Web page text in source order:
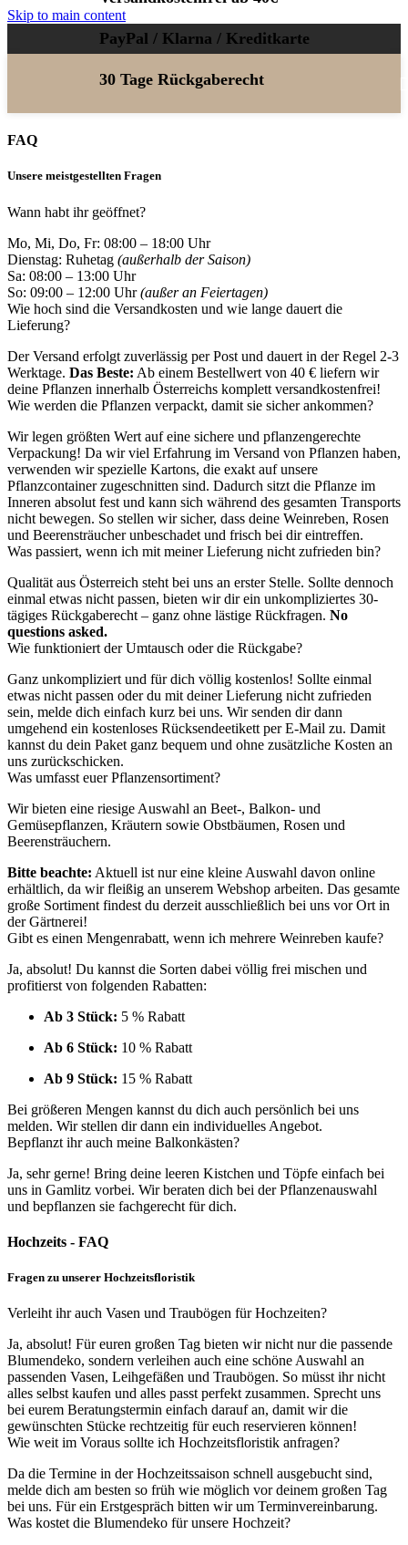
Skip to main content
PayPal / Klarna / Kreditkarte
30 Tage Rückgaberecht
FAQ
Unsere meistgestellten Fragen
Wann habt ihr geöffnet?
Mo, Mi, Do, Fr: 08:00 – 18:00 Uhr
Dienstag: Ruhetag (außerhalb der Saison)
Sa: 08:00 – 13:00 Uhr
So: 09:00 – 12:00 Uhr(außer an Feiertagen)
Wie hoch sind die Versandkosten und wie lange dauert die
Lieferung?
Der Versand erfolgt zuverlässig per Post und dauert in der Regel 2-3
Werktage. Das Beste: Ab einem Bestellwert von 40 € liefern wir
deine Pflanzen innerhalb Österreichs komplett versandkostenfrei!
Wie werden die Pflanzen verpackt, damit sie sicher ankommen?
Wir legen größten Wert auf eine sichere und pflanzengerechte
Verpackung! Da wir viel Erfahrung im Versand von Pflanzen haben,
verwenden wir spezielle Kartons, die exakt auf unsere
Pflanzcontainer zugeschnitten sind. Dadurch sitzt die Pflanze im
Inneren absolut fest und kann sich während des gesamten Transports
nicht bewegen. So stellen wir sicher, dass deine Weinreben, Rosen
und Beerensträucher unbeschadet und frisch bei dir eintreffen.
Was passiert, wenn ich mit meiner Lieferung nicht zufrieden bin?
Qualität aus Österreich steht bei uns an erster Stelle. Sollte dennoch
einmal etwas nicht passen, bieten wir dir ein unkompliziertes 30-
tägiges Rückgaberecht – ganz ohne lästige Rückfragen. No
questions asked.
Wie funktioniert der Umtausch oder die Rückgabe?
Ganz unkompliziert und für dich völlig kostenlos! Sollte einmal
etwas nicht passen oder du mit deiner Lieferung nicht zufrieden
sein, melde dich einfach kurz bei uns. Wir senden dir dann
umgehend ein kostenloses Rücksendeetikett per E-Mail zu. Damit
kannst du dein Paket ganz bequem und ohne zusätzliche Kosten an
uns zurückschicken.
Was umfasst euer Pflanzensortiment?
Wir bieten eine riesige Auswahl an Beet-, Balkon- und
Gemüsepflanzen, Kräutern sowie Obstbäumen, Rosen und
Beerensträuchern.
Bitte beachte: Aktuell ist nur eine kleine Auswahl davon online
erhältlich, da wir fleißig an unserem Webshop arbeiten. Das gesamte
große Sortiment findest du derzeit ausschließlich bei uns vor Ort in
der Gärtnerei!
Gibt es einen Mengenrabatt, wenn ich mehrere Weinreben kaufe?
Ja, absolut! Du kannst die Sorten dabei völlig frei mischen und
profitierst von folgenden Rabatten:
Ab 3 Stück: 5 % Rabatt
Ab 6 Stück: 10 % Rabatt
Ab 9 Stück: 15 % Rabatt
Bei größeren Mengen kannst du dich auch persönlich bei uns
melden. Wir stellen dir dann ein individuelles Angebot.
Bepflanzt ihr auch meine Balkonkästen?
Ja, sehr gerne! Bring deine leeren Kistchen und Töpfe einfach bei
uns in Gamlitz vorbei. Wir beraten dich bei der Pflanzenauswahl
und bepflanzen sie fachgerecht für dich.
Hochzeits - FAQ
Fragen zu unserer Hochzeitsfloristik
Verleiht ihr auch Vasen und Traubögen für Hochzeiten?
Ja, absolut! Für euren großen Tag bieten wir nicht nur die passende
Blumendeko, sondern verleihen auch eine schöne Auswahl an
passenden Vasen, Leihgefäßen und Traubögen. So müsst ihr nicht
alles selbst kaufen und alles passt perfekt zusammen. Sprecht uns
bei eurem Beratungstermin einfach darauf an, damit wir die
gewünschten Stücke rechtzeitig für euch reservieren können!
Wie weit im Voraus sollte ich Hochzeitsfloristik anfragen?
Da die Termine in der Hochzeitssaison schnell ausgebucht sind,
melde dich am besten so früh wie möglich vor deinem großen Tag
bei uns. Für ein Erstgespräch bitten wir um Terminvereinbarung.
Was kostet die Blumendeko für unsere Hochzeit?